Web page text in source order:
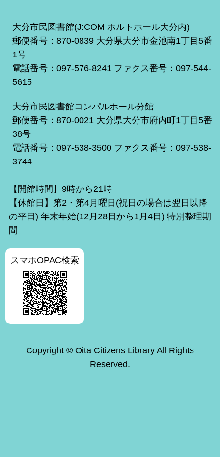
大分市民図書館(J:COM ホルトホール大分内)
郵便番号：870-0839 大分県大分市金池南1丁目5番
1号
電話番号：097-576-8241 ファクス番号：097-544-
5615
大分市民図書館コンパルホール分館
郵便番号：870-0021 大分県大分市府内町1丁目5番
38号
電話番号：097-538-3500 ファクス番号：097-538-
3744
【開館時間】9時から21時
【休館日】第2・第4月曜日(祝日の場合は翌日以降
の平日) 年末年始(12月28日から1月4日) 特別整理期
間
スマホOPAC検索
Copyright © Oita Citizens Library All Rights
Reserved.